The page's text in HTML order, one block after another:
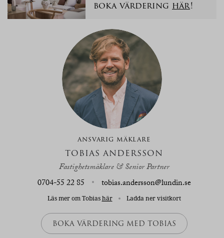
boka värdering här!
ANSVARIG MÄKLARE
TOBIAS ANDERSSON
Fastighetsmäklare & Senior Partner
0704-55 22 85
tobias.andersson@lundin.se
Läs mer om Tobiashär Ladda ner visitkort
BOKA VÄRDERING MED TOBIAS